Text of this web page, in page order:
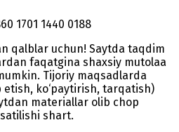
1701 1440 0188
qalblar uchun! Saytda taqdim
faqatgina shaxsiy mutolaa
Tijoriy maqsadlarda
ko‘paytirish, tarqatish)
materiallar olib chop
shart.